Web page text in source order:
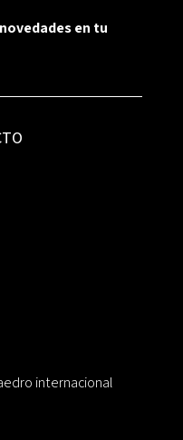
en tu
internacional